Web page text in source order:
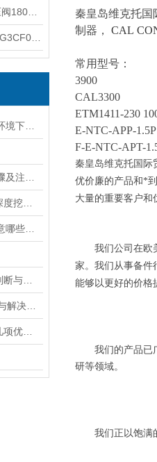
秦皇岛维克托国
制器，
CAL
常用型号：
3900
CAL3300
ETM1411-230
E-NTC-APP-
F-E-NTC-APT-
秦皇岛维克托国际
优价廉的产品和*
大量的重要客户和
我们公司在欧
家。我们从事备件
能够以更好的价格
我们的产品已广
研等领域。
我们正以饱满的